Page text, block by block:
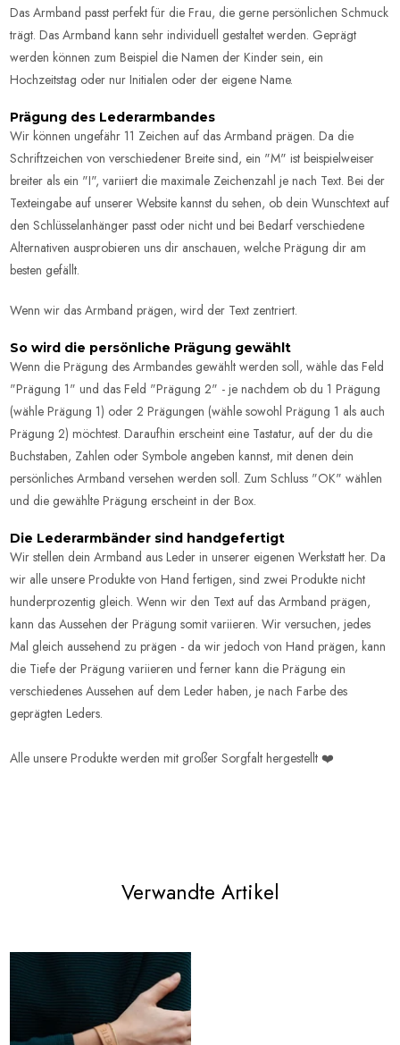
Das Armband passt perfekt für die Frau, die gerne persönlichen Schmuck
trägt. Das Armband kann sehr individuell gestaltet werden. Geprägt
werden können zum Beispiel die Namen der Kinder sein, ein
Hochzeitstag oder nur Initialen oder der eigene Name.
Prägung des Lederarmbandes
Wir können ungefähr 11 Zeichen auf das Armband prägen.Da die
Schriftzeichen von verschiedener Breite sind, ein "M" ist beispielweiser
breiter als ein "I", variiert die maximale Zeichenzahl je nach Text. Bei der
Texteingabe auf unserer Website kannst du sehen, ob dein Wunschtext auf
den Schlüsselanhänger passt oder nicht und bei Bedarf verschiedene
Alternativen ausprobieren uns dir anschauen, welche Prägung dir am
besten gefällt.
Wenn wir das Armband prägen, wird der Text zentriert.
So wird die persönliche Prägung gewählt
Wenn die Prägung des Armbandes gewählt werden soll, wähle das Feld
"Prägung 1" und das Feld "Prägung 2" - je nachdem ob du 1 Prägung
(wähle Prägung 1) oder 2 Prägungen (wähle sowohl Prägung 1 als auch
Prägung 2) möchtest. Daraufhin erscheint eine Tastatur, auf der du die
Buchstaben, Zahlen oder Symbole angeben kannst, mit denen dein
persönliches Armband versehen werden soll. Zum Schluss "OK" wählen
und die gewählte Prägung erscheint in der Box.
Die Lederarmbänder sind handgefertigt
Wir stellen dein Armband aus Leder in unserer eigenen Werkstatt her. Da
wir alle unsere Produkte von Hand fertigen, sind zwei Produkte nicht
hunderprozentig gleich. Wenn wir den Text auf das Armband prägen,
kann das Aussehen der Prägung somit variieren. Wir versuchen, jedes
Mal gleich aussehend zu prägen - da wir jedoch von Hand prägen, kann
die Tiefe der Prägung variieren und ferner kann die Prägung ein
verschiedenes Aussehen auf dem Leder haben, je nach Farbe des
geprägten Leders.
Alle unsere Produkte werden mit großer Sorgfalt hergestellt ❤️
Verwandte Artikel